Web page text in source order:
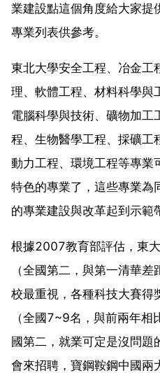
業建設點這個角度給大家提
專業列表供參考。
東北大學安全工程、冶金工
理、軟體工程、材料科學與
電腦科學與技術、礦物加工
程、生物醫學工程、採礦工
動力工程、環境工程等專業
特色的專業了，這些專業為
的專業建設與改革起到示範
根據2007教育部評估，東
（全國第二，與第一清華
校最重視，各種科技大賽得
（全國7~9名，與前兩年
國第二，就業可定是沒問題
會來招聘，寶鋼鞍鋼中國兩